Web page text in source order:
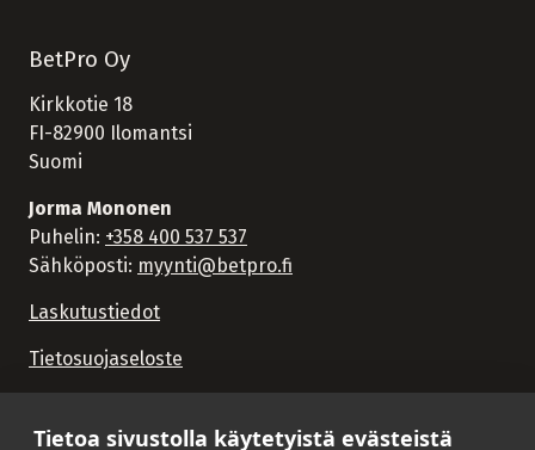
Tietoa sivustolla käytetyistä evästeistä
BetPro Oy
Kirkkotie 18
FI-82900 Ilomantsi
Suomi
Jorma Mononen
Puhelin: +358 400 537 537
Sähköposti: myynti@betpro.fi
Laskutustiedot
Tietosuojaseloste